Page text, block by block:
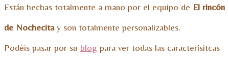
Están hechas totalmente a mano por el equipo de El rincón
de Nochecitay son totalmente personalizables.
Podéis pasar por su blog para ver todas las caracterísitcas